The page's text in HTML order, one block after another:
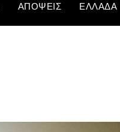
ΑΠΌΨΕΙΣ ΕΛΛΆΔΑ